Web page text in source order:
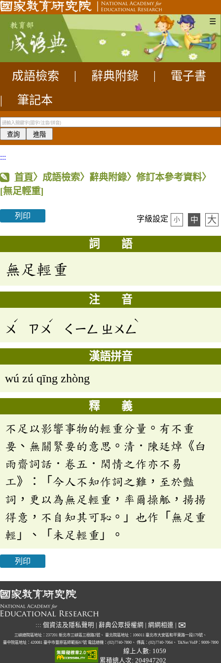
☰
成語檢索 辭典附錄
電子書
|
筆記本
:::
首頁〉成語檢索〉辭典附錄〉修訂本參考資料〉
[無足輕重]
列印 字級設定 小 中 大
詞 語
無足輕重
注 音
ㄨ
ˊ
ㄗㄨ
ˊ
ㄑㄧㄥ ㄓㄨㄥ
ˋ
漢語拼音
wú zú qīng zhòng
釋 義
不足以影響事物的輕重分量。有不重
要、無關緊要的意思。清．陳廷焯《白
雨齋詞話．卷五．閑情之作亦不易
工》：「今人不知作詞之難，至於豔
詞，更以為無足輕重，率爾操觚，揚揚
得意，不自知其可恥。」也作「無足重
輕」、「未足輕重」。
列印
::: 個資法及隱私聲明 辭典公眾授權網 網網相連 ✉
三峽總院區地址：237201 新北市三峽區三樹路2號、 臺北院區地址：106011 臺北市大安區和平東路一段179號、
臺中院區地址：420081 臺中市豐原區師範街67號 電話總機：(02)7740-7890、 傳真：(02)7740-7064、 TANet VoIP：9009-7890
線上人數: 1059
累積總人次: 204947202